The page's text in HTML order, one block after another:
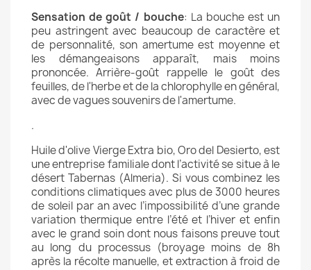
Sensation de goût / bouche: La bouche est un
peu astringent avec beaucoup de caractère et
de personnalité, son amertume est moyenne et
les démangeaisons apparaît, mais moins
prononcée. Arrière-goût rappelle le goût des
feuilles, de l'herbe et de la chlorophylle en général,
avec de vagues souvenirs de l'amertume.
.
Huile d'olive Vierge Extra bio, Oro del Desierto, est
une entreprise familiale dont l’activité se situe à le
désert Tabernas (Almeria). Si vous combinez les
conditions climatiques avec plus de 3000 heures
de soleil par an avec l’impossibilité d’une grande
variation thermique entre l’été et l’hiver et enfin
avec le grand soin dont nous faisons preuve tout
au long du processus (broyage moins de 8h
après la récolte manuelle, et extraction à froid de